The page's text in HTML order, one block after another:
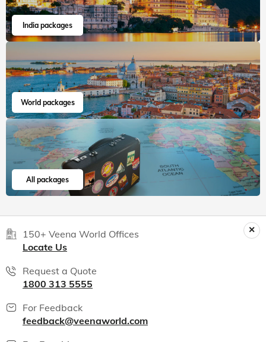
India packages
World packages
All packages
150+ Veena World Offices
Locate Us
Request a Quote
1800 313 5555
For Feedback
feedback@veenaworld.com